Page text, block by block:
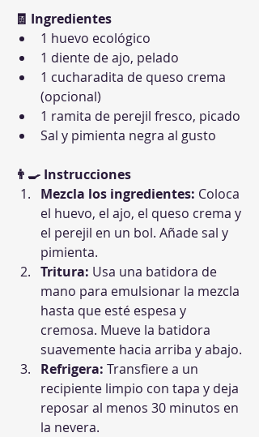
🧾 Ingredientes
1 huevo ecológico
1 diente de ajo, pelado
1 cucharadita de queso crema
(opcional)
1 ramita de perejil fresco, picado
Sal y pimienta negra al gusto
👨‍🍳 Instrucciones
Mezcla los ingredientes: Coloca
el huevo, el ajo, el queso crema y
el perejil en un bol. Añade sal y
pimienta.
Tritura: Usa una batidora de
mano para emulsionar la mezcla
hasta que esté espesa y
cremosa. Mueve la batidora
suavemente hacia arriba y abajo.
Refrigera: Transfiere a un
recipiente limpio con tapa y deja
reposar al menos 30 minutos en
la nevera.